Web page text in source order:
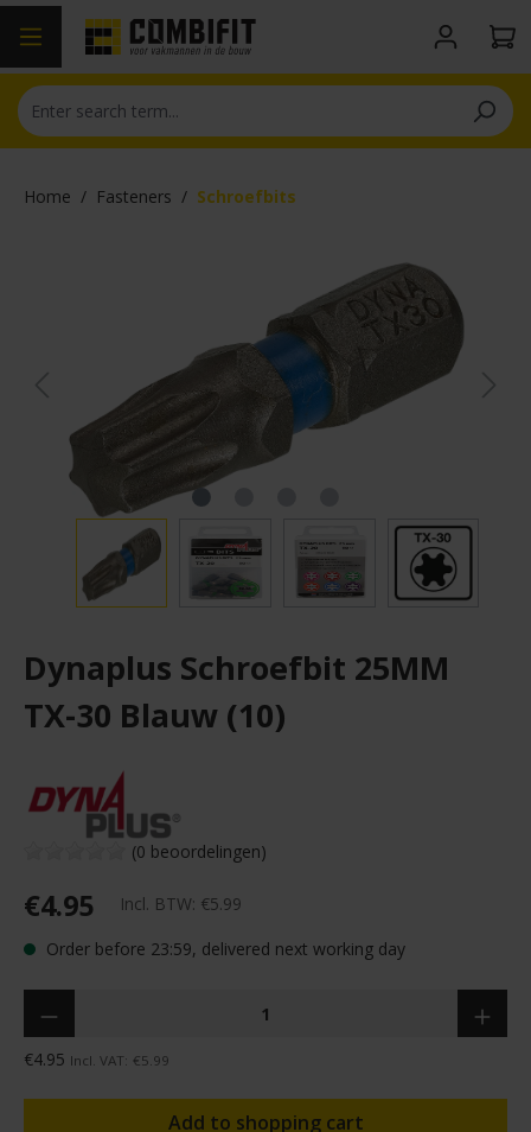
content
Home / Fasteners / Schroefbits
Dynaplus Schroefbit 25MM
TX-30 Blauw (10)
(0 beoordelingen)
€4.95 Incl. BTW: €5.99
Order before 23:59, delivered next working day
€4.95 Incl. VAT: €5.99
Add to shopping cart